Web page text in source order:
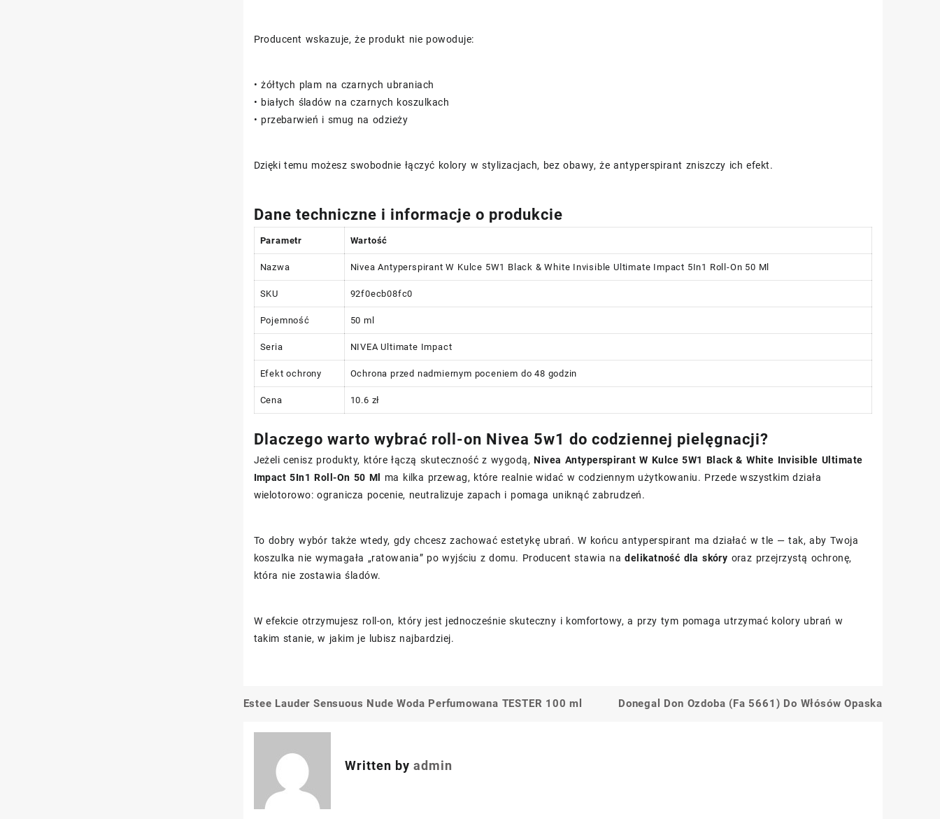
Producent wskazuje, że produkt nie powoduje:
• żółtych plam na czarnych ubraniach
• białych śladów na czarnych koszulkach
• przebarwień i smug na odzieży
Dzięki temu możesz swobodnie łączyć kolory w stylizacjach, bez obawy, że antyperspirant zniszczy ich efekt.
Dane techniczne i informacje o produkcie
Parametr Wartość
Nazwa Nivea Antyperspirant W Kulce 5W1 Black & White Invisible Ultimate Impact 5In1 Roll-On 50 Ml
SKU 92f0ecb08fc0
Pojemność 50 ml
Seria NIVEA Ultimate Impact
Efekt ochrony Ochrona przed nadmiernym poceniem do 48 godzin
Cena 10.6 zł
Dlaczego warto wybrać roll-on Nivea 5w1 do codziennej pielęgnacji?
Jeżeli cenisz produkty, które łączą skuteczność z wygodą,Nivea Antyperspirant W Kulce 5W1 Black & White Invisible Ultimate
Impact 5In1 Roll-On 50 Ml
ma kilka przewag, które realnie widać w codziennym użytkowaniu. Przede wszystkim działa
wielotorowo: ogranicza pocenie, neutralizuje zapach i pomaga uniknąć zabrudzeń.
To dobry wybór także wtedy, gdy chcesz zachować estetykę ubrań. W końcu antyperspirant ma działać w tle — tak, aby Twoja
koszulka nie wymagała „ratowania” po wyjściu z domu. Producent stawia nadelikatność dla skóry oraz przejrzystą ochronę,
która nie zostawia śladów.
W efekcie otrzymujesz roll-on, który jest jednocześnie skuteczny i komfortowy, a przy tym pomaga utrzymać kolory ubrań w
takim stanie, w jakim je lubisz najbardziej.
Nawigacja
wpisu
Estee Lauder Sensuous Nude Woda Perfumowana TESTER 100 ml Donegal Don Ozdoba (Fa 5661) Do Włósów Opaska
Written by admin